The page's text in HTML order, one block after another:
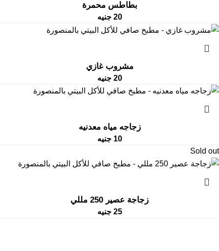
بطاطس محمرة
20 جنيه
مشروب غازي
20 جنيه
زجاجه مياه معدنيه
10 جنيه
Sold out
زجاجة عصير 250 مللي
25 جنيه